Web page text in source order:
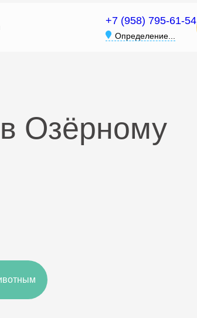
+7 (958) 795-61-54
Определение...
Озёрному